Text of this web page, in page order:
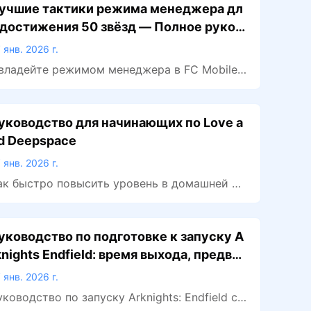
тактики режима менеджера дл
50 звёзд — Полное руков
по FC Mobile 26
янв. 2026 г.
режимом менеджера в FC Mobile
чтобы стабильно побеждать в матчах и д
50 звёзд.
для начинающих по Love a
Deepspace
янв. 2026 г.
быстро повысить уровень в домашней си
по подготовке к запуску A
Endfield: время выхода, предвар
загрузка и всё, что нужно знат
янв. 2026 г.
по запуску Arknights: Endfield с